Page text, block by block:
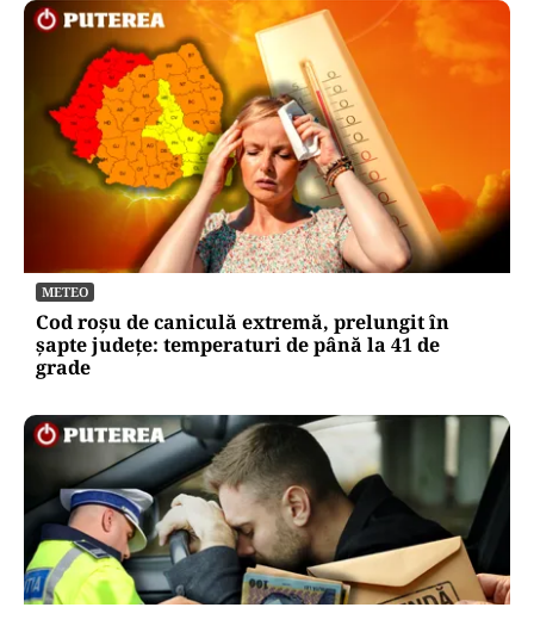
METEO
Cod roșu de caniculă extremă, prelungit în
șapte județe: temperaturi de până la 41 de
grade